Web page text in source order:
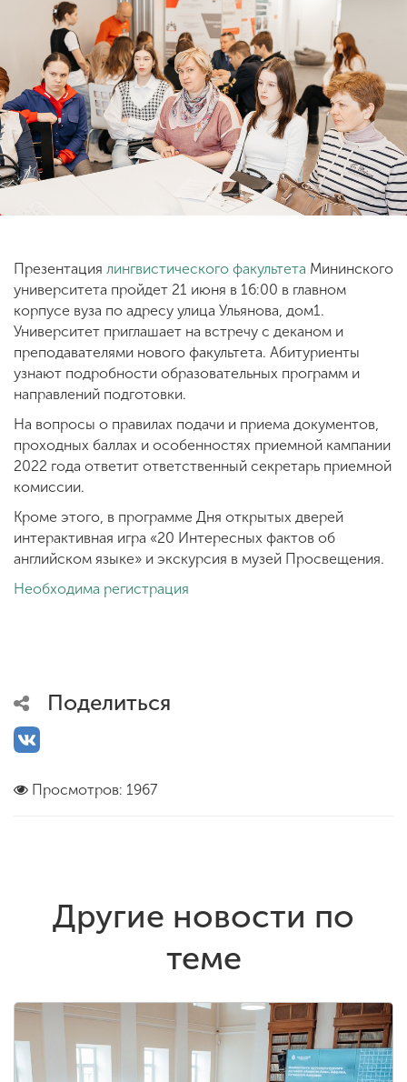
Студенческая жизнь
Сведения об
образовательной
организации
ENG
Приемная
комиссия
+7 (831) 262-26-20
Презентация лингвистического факультета Мининского
университета пройдет 21 июня в 16:00 в главном
корпусе вуза по адресу улица Ульянова, дом1.
Университет приглашает на встречу с деканом и
преподавателями нового факультета. Абитуриенты
узнают подробности образовательных программ и
направлений подготовки.
На вопросы о правилах подачи и приема документов,
проходных баллах и особенностях приемной кампании
2022 года ответит ответственный секретарь приемной
комиссии.
Кроме этого, в программе Дня открытых дверей
интерактивная игра «20 Интересных фактов об
английском языке» и экскурсия в музей Просвещения.
Необходима регистрация
Поделиться
Просмотров: 1967
Другие новости по
теме